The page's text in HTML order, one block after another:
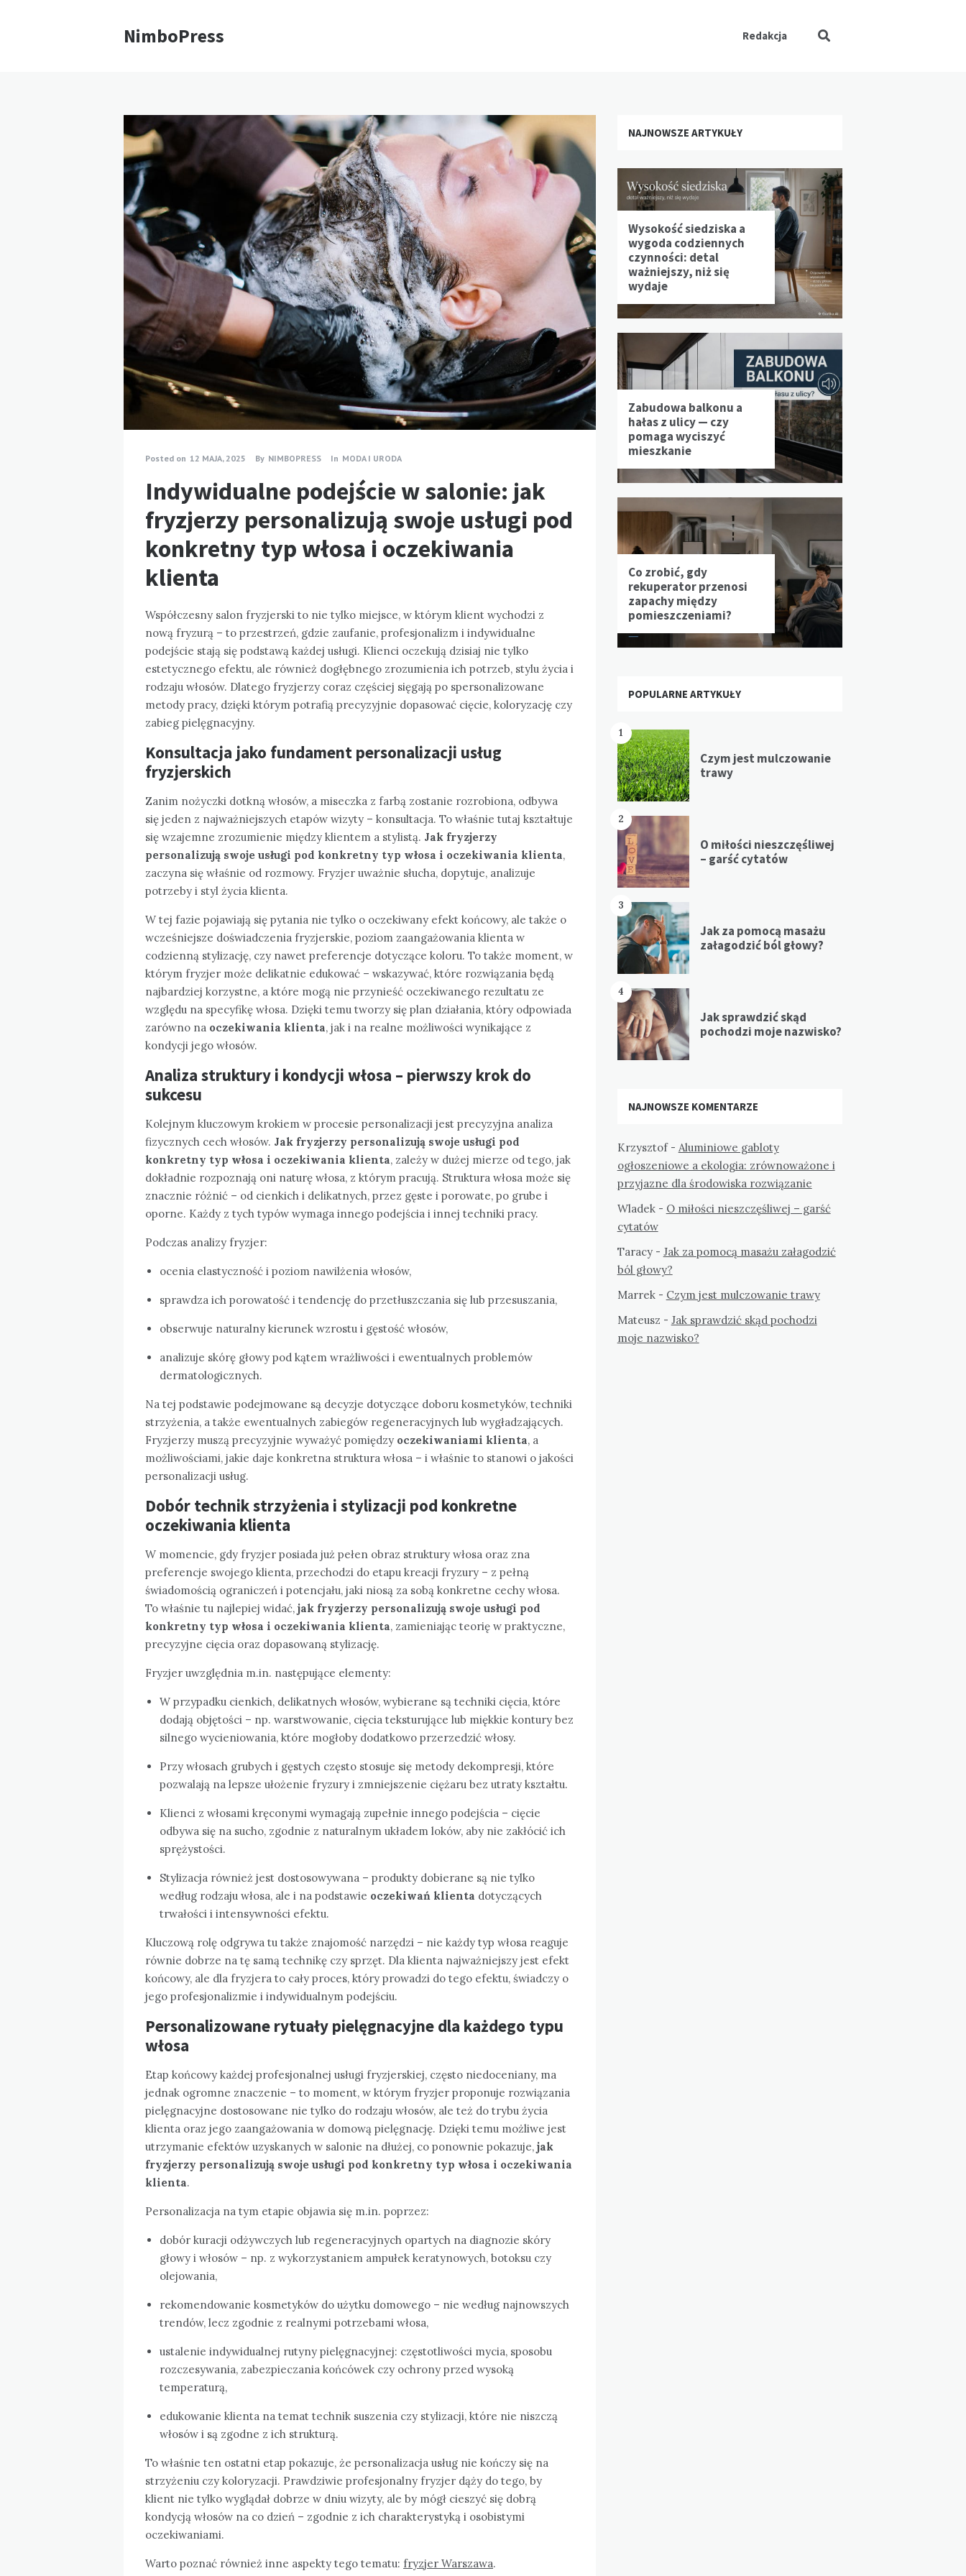
NimboPress Redakcja
Posted on 12 MAJA, 2025 By NIMBOPRESS In MODA I URODA
Indywidualne podejście w salonie: jak
fryzjerzy personalizują swoje usługi pod
konkretny typ włosa i oczekiwania
klienta
Współczesny salon fryzjerski to nie tylko miejsce, w którym klient wychodzi z
nową fryzurą – to przestrzeń, gdzie zaufanie, profesjonalizm i indywidualne
podejście stają się podstawą każdej usługi. Klienci oczekują dzisiaj nie tylko
estetycznego efektu, ale również dogłębnego zrozumienia ich potrzeb, stylu życia i
rodzaju włosów. Dlatego fryzjerzy coraz częściej sięgają po spersonalizowane
metody pracy, dzięki którym potrafią precyzyjnie dopasować cięcie, koloryzację czy
zabieg pielęgnacyjny.
Konsultacja jako fundament personalizacji usług
fryzjerskich
Zanim nożyczki dotkną włosów, a miseczka z farbą zostanie rozrobiona, odbywa
się jeden z najważniejszych etapów wizyty – konsultacja. To właśnie tutaj kształtuje
się wzajemne zrozumienie między klientem a stylistą. Jak fryzjerzy
personalizują swoje usługi pod konkretny typ włosa i oczekiwania klienta,
zaczyna się właśnie od rozmowy. Fryzjer uważnie słucha, dopytuje, analizuje
potrzeby i styl życia klienta.
W tej fazie pojawiają się pytania nie tylko o oczekiwany efekt końcowy, ale także o
wcześniejsze doświadczenia fryzjerskie, poziom zaangażowania klienta w
codzienną stylizację, czy nawet preferencje dotyczące koloru. To także moment, w
którym fryzjer może delikatnie edukować – wskazywać, które rozwiązania będą
najbardziej korzystne, a które mogą nie przynieść oczekiwanego rezultatu ze
względu na specyfikę włosa. Dzięki temu tworzy się plan działania, który odpowiada
zarówno na oczekiwania klienta, jak i na realne możliwości wynikające z
kondycji jego włosów.
Analiza struktury i kondycji włosa – pierwszy krok do
sukcesu
Kolejnym kluczowym krokiem w procesie personalizacji jest precyzyjna analiza
fizycznych cech włosów. Jak fryzjerzy personalizują swoje usługi pod
konkretny typ włosa i oczekiwania klienta, zależy w dużej mierze od tego, jak
dokładnie rozpoznają oni naturę włosa, z którym pracują. Struktura włosa może się
znacznie różnić – od cienkich i delikatnych, przez gęste i porowate, po grube i
oporne. Każdy z tych typów wymaga innego podejścia i innej techniki pracy.
Podczas analizy fryzjer:
ocenia elastyczność i poziom nawilżenia włosów,
sprawdza ich porowatość i tendencję do przetłuszczania się lub przesuszania,
obserwuje naturalny kierunek wzrostu i gęstość włosów,
analizuje skórę głowy pod kątem wrażliwości i ewentualnych problemów
dermatologicznych.
Na tej podstawie podejmowane są decyzje dotyczące doboru kosmetyków, techniki
strzyżenia, a także ewentualnych zabiegów regeneracyjnych lub wygładzających.
Fryzjerzy muszą precyzyjnie wyważyć pomiędzy oczekiwaniami klienta, a
możliwościami, jakie daje konkretna struktura włosa – i właśnie to stanowi o jakości
personalizacji usług.
Dobór technik strzyżenia i stylizacji pod konkretne
oczekiwania klienta
W momencie, gdy fryzjer posiada już pełen obraz struktury włosa oraz zna
preferencje swojego klienta, przechodzi do etapu kreacji fryzury – z pełną
świadomością ograniczeń i potencjału, jaki niosą za sobą konkretne cechy włosa.
To właśnie tu najlepiej widać, jak fryzjerzy personalizują swoje usługi pod
konkretny typ włosa i oczekiwania klienta, zamieniając teorię w praktyczne,
precyzyjne cięcia oraz dopasowaną stylizację.
Fryzjer uwzględnia m.in. następujące elementy:
W przypadku cienkich, delikatnych włosów, wybierane są techniki cięcia, które
dodają objętości – np. warstwowanie, cięcia teksturujące lub miękkie kontury bez
silnego wycieniowania, które mogłoby dodatkowo przerzedzić włosy.
Przy włosach grubych i gęstych często stosuje się metody dekompresji, które
pozwalają na lepsze ułożenie fryzury i zmniejszenie ciężaru bez utraty kształtu.
Klienci z włosami kręconymi wymagają zupełnie innego podejścia – cięcie
odbywa się na sucho, zgodnie z naturalnym układem loków, aby nie zakłócić ich
sprężystości.
Stylizacja również jest dostosowywana – produkty dobierane są nie tylko
według rodzaju włosa, ale i na podstawie oczekiwań klienta dotyczących
trwałości i intensywności efektu.
Kluczową rolę odgrywa tu także znajomość narzędzi – nie każdy typ włosa reaguje
równie dobrze na tę samą technikę czy sprzęt. Dla klienta najważniejszy jest efekt
końcowy, ale dla fryzjera to cały proces, który prowadzi do tego efektu, świadczy o
jego profesjonalizmie i indywidualnym podejściu.
Personalizowane rytuały pielęgnacyjne dla każdego typu
włosa
Etap końcowy każdej profesjonalnej usługi fryzjerskiej, często niedoceniany, ma
jednak ogromne znaczenie – to moment, w którym fryzjer proponuje rozwiązania
pielęgnacyjne dostosowane nie tylko do rodzaju włosów, ale też do trybu życia
klienta oraz jego zaangażowania w domową pielęgnację. Dzięki temu możliwe jest
utrzymanie efektów uzyskanych w salonie na dłużej, co ponownie pokazuje, jak
fryzjerzy personalizują swoje usługi pod konkretny typ włosa i oczekiwania
klienta.
Personalizacja na tym etapie objawia się m.in. poprzez:
dobór kuracji odżywczych lub regeneracyjnych opartych na diagnozie skóry
głowy i włosów – np. z wykorzystaniem ampułek keratynowych, botoksu czy
olejowania,
rekomendowanie kosmetyków do użytku domowego – nie według najnowszych
trendów, lecz zgodnie z realnymi potrzebami włosa,
ustalenie indywidualnej rutyny pielęgnacyjnej: częstotliwości mycia, sposobu
rozczesywania, zabezpieczania końcówek czy ochrony przed wysoką
temperaturą,
edukowanie klienta na temat technik suszenia czy stylizacji, które nie niszczą
włosów i są zgodne z ich strukturą.
To właśnie ten ostatni etap pokazuje, że personalizacja usług nie kończy się na
strzyżeniu czy koloryzacji. Prawdziwie profesjonalny fryzjer dąży do tego, by
klient nie tylko wyglądał dobrze w dniu wizyty, ale by mógł cieszyć się dobrą
kondycją włosów na co dzień – zgodnie z ich charakterystyką i osobistymi
oczekiwaniami.
Warto poznać również inne aspekty tego tematu: fryzjer Warszawa.
NAJNOWSZE ARTYKUŁY
Wysokość siedziska a
wygoda codziennych
czynności: detal
ważniejszy, niż się
wydaje
Zabudowa balkonu a
hałas z ulicy — czy
pomaga wyciszyć
mieszkanie
Co zrobić, gdy
rekuperator przenosi
zapachy między
pomieszczeniami?
POPULARNE ARTYKUŁY
1
Czym jest mulczowanie
trawy
2
O miłości nieszczęśliwej
– garść cytatów
3
Jak za pomocą masażu
załagodzić ból głowy?
4
Jak sprawdzić skąd
pochodzi moje nazwisko?
NAJNOWSZE KOMENTARZE
Krzysztof- Aluminiowe gabloty
ogłoszeniowe a ekologia: zrównoważone i
przyjazne dla środowiska rozwiązanie
Wladek- O miłości nieszczęśliwej – garść
cytatów
Taracy- Jak za pomocą masażu załagodzić
ból głowy?
Marrek- Czym jest mulczowanie trawy
Mateusz - Jak sprawdzić skąd pochodzi
moje nazwisko?